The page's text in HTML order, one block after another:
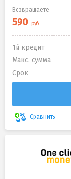
Возвращаете
1й кредит
Макс. сумма
Срок
Сравнить